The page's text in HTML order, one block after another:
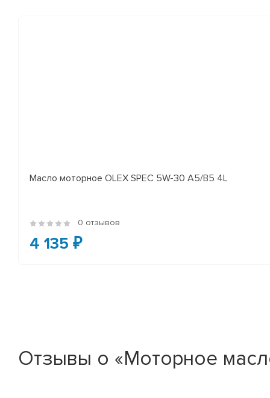
Масло моторное OLEX SPEC 5W-30 A5/B5 4L
0 отзывов
4 135 ₽
Отзывы о «Моторное